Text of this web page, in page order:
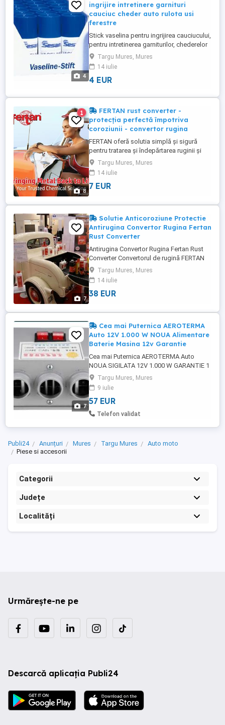
4
ingrijire intretinere garnituri
cauciuc cheder auto rulota usi
ferestre
Stick vaselina pentru ingrijirea cauciucului,
pentru intretinerea garniturilor, chederelor
de etansare a masinilor, al usilor si
ferestrelor, 25 ml: Pentru ingrijirea
chederelor de cauciuc Protejeaza
impotriva intemperiilor Aplicare usoara
...
Targu Mures, Mures
14 iulie
4 EUR
8
1
FERTAN rust converter -
protecția perfectă împotriva
coroziunii - convertor rugina
FERTAN oferă solutia simplă și sigură
pentru tratarea și îndepărtarea ruginii și
coroziunii de pe oțel și fier. Rezultatele
testelor pe termen lung și experiența
practică de mai mulți ani ne arată că
procesul este mai eficient decât sablarea.
dezvoltarea produselor ...
Targu Mures, Mures
14 iulie
7 EUR
7
Solutie Anticoroziune Protectie
Antirugina Convertor Rugina Fertan
Rust Converter
Antirugina Convertor Rugina Fertan Rust
Converter Convertorul de rugină FERTAN
este convertorul perfect de rugină și a
fost premiat ca câștigătorul testului
pentru convertorul de rugină de mai multe
portaluri de comparație. Cu convertorul de
rugina. * Nu este necesara ...
Targu Mures, Mures
14 iulie
38 EUR
7
Cea mai Puternica AEROTERMA
Auto 12V 1.000 W NOUA Alimentare
Baterie Masina 12v Garantie
Cea mai Puternica AEROTERMA Auto
NOUA SIGILATA 12V 1.000 W GARANTIE 1
AN SIROCOU SIROCOL Prevazuta cu 2
Butoane pt a Alege Puterea 500 w sau
1000 w prevazuta cu Siguranta Disjunctor
cu Protectie la Scurt-circuit si Supra-
Incalzire Necesita Legare Direct La
Targu Mures, Mures
9 iulie
57 EUR
Telefon validat
Publi24 Anunțuri Mures Targu Mures
Auto moto
Piese si accesorii
Categorii
Județe
Localități
Urmărește-ne pe
Descarcă aplicația Publi24